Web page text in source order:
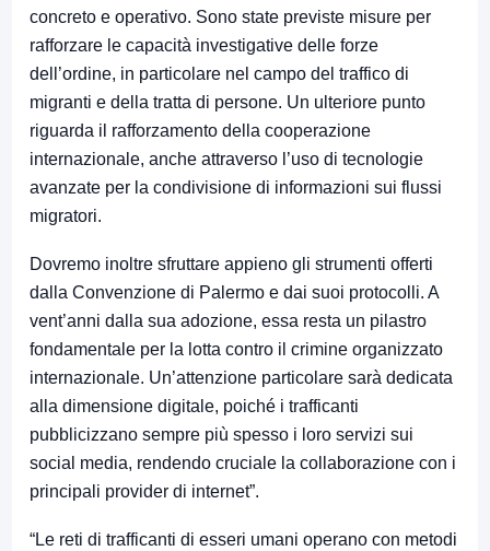
concreto e operativo. Sono state previste misure per
rafforzare le capacità investigative delle forze
dell’ordine, in particolare nel campo del traffico di
migranti e della tratta di persone. Un ulteriore punto
riguarda il rafforzamento della cooperazione
internazionale, anche attraverso l’uso di tecnologie
avanzate per la condivisione di informazioni sui flussi
migratori.
Dovremo inoltre sfruttare appieno gli strumenti offerti
dalla Convenzione di Palermo e dai suoi protocolli. A
vent’anni dalla sua adozione, essa resta un pilastro
fondamentale per la lotta contro il crimine organizzato
internazionale. Un’attenzione particolare sarà dedicata
alla dimensione digitale, poiché i trafficanti
pubblicizzano sempre più spesso i loro servizi sui
social media, rendendo cruciale la collaborazione con i
principali provider di internet”.
“Le reti di trafficanti di esseri umani operano con metodi